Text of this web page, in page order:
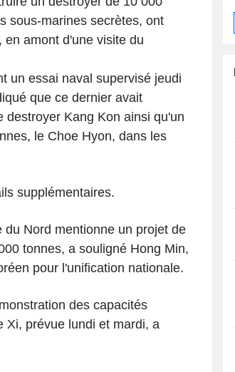
sous-marines secrètes, ont
amont d'une visite du
un essai naval supervisé jeudi
que ce dernier avait
destroyer Kang Kon ainsi qu'un
le Choe Hyon, dans les
supplémentaires.
Nord mentionne un projet de
tonnes, a souligné Hong Min,
pour l'unification nationale.
des capacités
Xi, prévue lundi et mardi, a